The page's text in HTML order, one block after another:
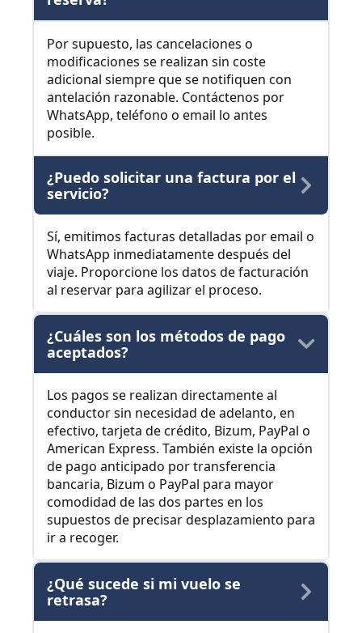
Por supuesto, las cancelaciones o
modificaciones se realizan sin coste
adicional siempre que se notifiquen con
antelación razonable. Contáctenos por
WhatsApp, teléfono o email lo antes
posible.
¿Puedo solicitar una factura por el
servicio?
Sí, emitimos facturas detalladas por email o
WhatsApp inmediatamente después del
viaje. Proporcione los datos de facturación
al reservar para agilizar el proceso.
¿Cuáles son los métodos de pago
aceptados?
Los pagos se realizan directamente al
conductor sin necesidad de adelanto, en
efectivo, tarjeta de crédito, Bizum, PayPal o
American Express. También existe la opción
de pago anticipado por transferencia
bancaria, Bizum o PayPal para mayor
comodidad de las dos partes en los
supuestos de precisar desplazamiento para
ir a recoger.
¿Qué sucede si mi vuelo se
retrasa?